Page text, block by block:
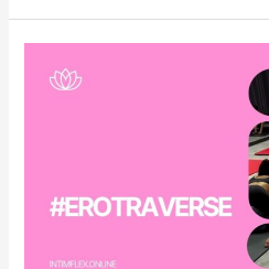
Irina
Libdo.usa